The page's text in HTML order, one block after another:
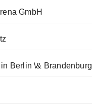
GmbH
Berlin \& Brandenburg